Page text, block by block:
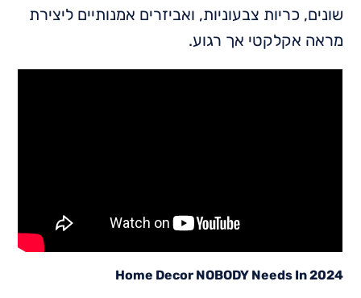
שונים, כריות צבעוניות, ואביזרים אמנותיים ליצירת
מראה אקלקטי אך רגוע.
Home Decor NOBODY Needs In 2024